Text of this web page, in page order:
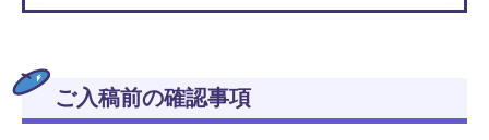
設定項目 設定内容
ご入稿前の確認事項